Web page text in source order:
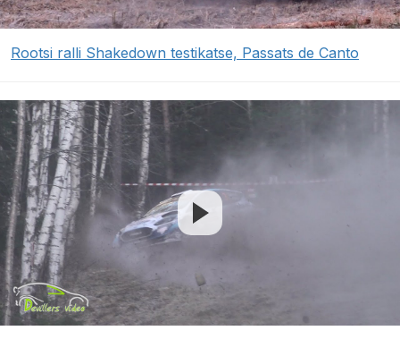
Rootsi ralli Shakedown testikatse, Passats de Canto